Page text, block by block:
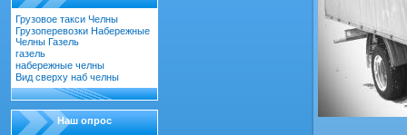
Грузовое такси Челны
Грузоперевозки Набережные
Челны Газель
газель
набережные челны
Вид сверху наб челны
Наш опрос